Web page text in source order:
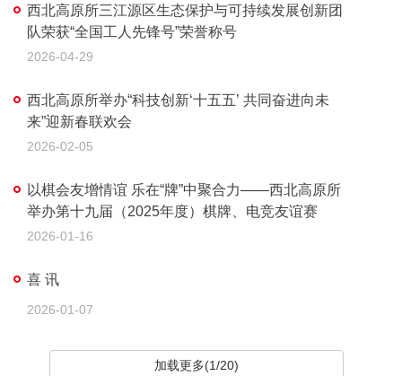
西北高原所三江源区生态保护与可持续发展创新团
队荣获“全国工人先锋号”荣誉称号
2026-04-29
西北高原所举办“科技创新‘十五五’ 共同奋进向未
来”迎新春联欢会
2026-02-05
以棋会友增情谊 乐在“牌”中聚合力——西北高原所
举办第十九届（2025年度）棋牌、电竞友谊赛
2026-01-16
喜 讯
2026-01-07
加载更多(1/20)